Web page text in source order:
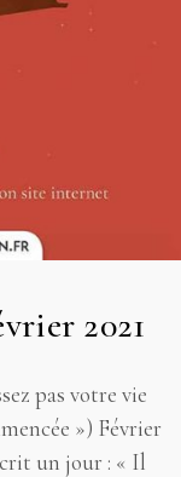
2021
pas votre vie
») Février
un jour : « Il